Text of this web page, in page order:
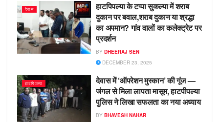
देवास
हाटपिपल्या के टप्पा सुकल्या में शराब
दुकान पर बवाल,शराब दुकान या श्रद्धा
का अपमान? गांव वालों का कलेक्ट्रेट पर
प्रदर्शन
BY DHEERAJ SEN
DECEMBER 23, 2025
हाटपिपल्या
देवास में ‘ऑपरेशन मुस्कान’ की गूंज —
जंगल से मिला लापता मासूम, हाटपीपल्या
पुलिस ने लिखा सफलता का नया अध्याय
BY BHAVESH NAHAR